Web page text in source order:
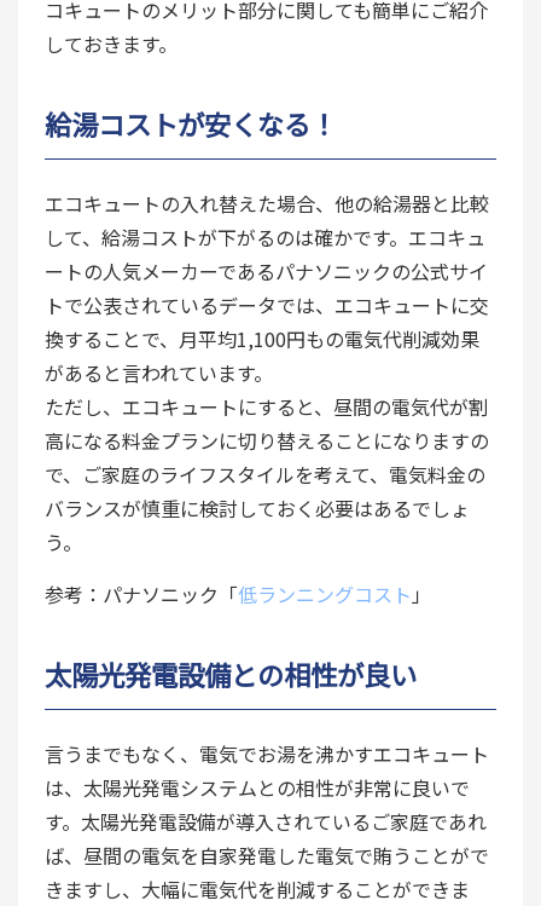
コキュートのメリット部分に関しても簡単にご紹介
しておきます。
給湯コストが安くなる！
エコキュートの入れ替えた場合、他の給湯器と比較
して、給湯コストが下がるのは確かです。エコキュ
ートの人気メーカーであるパナソニックの公式サイ
トで公表されているデータでは、エコキュートに交
換することで、月平均1,100円もの電気代削減効果
があると言われています。
ただし、エコキュートにすると、昼間の電気代が割
高になる料金プランに切り替えることになりますの
で、ご家庭のライフスタイルを考えて、電気料金の
バランスが慎重に検討しておく必要はあるでしょ
う。
参考：パナソニック「低ランニングコスト 」
太陽光発電設備との相性が良い
言うまでもなく、電気でお湯を沸かすエコキュート
は、太陽光発電システムとの相性が非常に良いで
す。太陽光発電設備が導入されているご家庭であれ
ば、昼間の電気を自家発電した電気で賄うことがで
きますし、大幅に電気代を削減することができま